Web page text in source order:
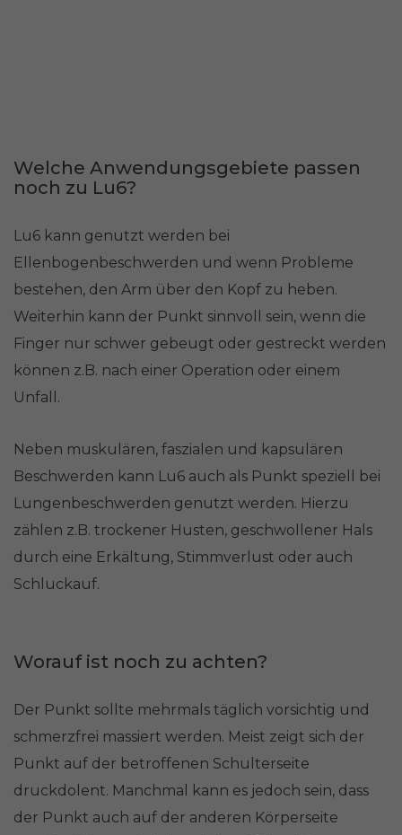
Welche Anwendungsgebiete passen
noch zu Lu6?
Lu6 kann genutzt werden bei
Ellenbogenbeschwerden und wenn Probleme
bestehen, den Arm über den Kopf zu heben.
Weiterhin kann der Punkt sinnvoll sein, wenn die
Finger nur schwer gebeugt oder gestreckt werden
können z.B. nach einer Operation oder einem
Unfall.
Neben muskulären, faszialen und kapsulären
Beschwerden kann Lu6 auch als Punkt speziell bei
Lungenbeschwerden genutzt werden. Hierzu
zählen z.B. trockener Husten, geschwollener Hals
durch eine Erkältung, Stimmverlust oder auch
Schluckauf.
Worauf ist noch zu achten?
Der Punkt sollte mehrmals täglich vorsichtig und
schmerzfrei massiert werden. Meist zeigt sich der
Punkt auf der betroffenen Schulterseite
druckdolent. Manchmal kann es jedoch sein, dass
der Punkt auch auf der anderen Körperseite